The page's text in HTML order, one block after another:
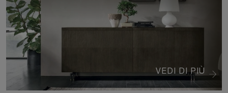
VEDI DI PIÙ